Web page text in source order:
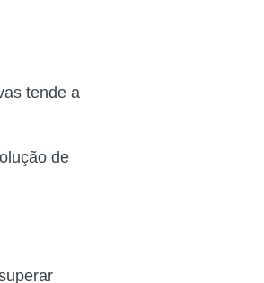
tende a
de